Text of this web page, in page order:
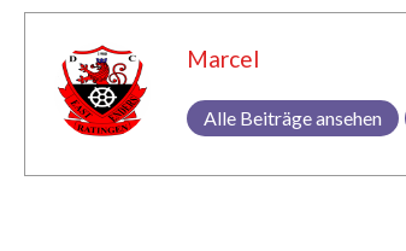
Marcel
Alle Beiträge ansehen